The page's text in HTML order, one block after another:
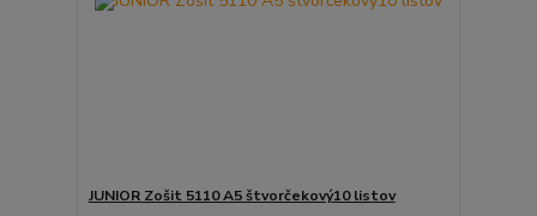
JUNIOR Zošit 5110 A5 štvorčekový10 listov